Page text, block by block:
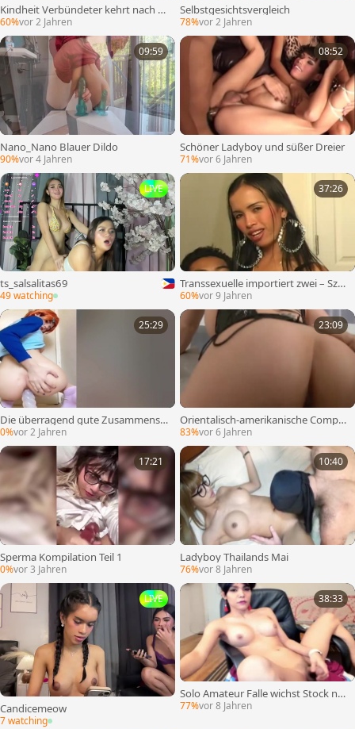
Kindheit Verbündeter kehrt nach d
er Umwandlung zurück
60%vor 2 Jahren
Selbstgesichtsvergleich
78%vor 2 Jahren
09:59
Nano_Nano Blauer Dildo
90%vor 4 Jahren
08:52
Schöner Ladyboy und süßer Dreier
71%vor 6 Jahren
LIVE
ts_salsalitas69
49 watching
37:26
Transsexuelle importiert zwei – Sze
ne 1
60%vor 9 Jahren
25:29
Die überragend gute Zusammenst
ellung in der Welt 7
0%vor 2 Jahren
23:09
Orientalisch-amerikanische Compac
t Disc fickt weißen Jungen
83%vor 6 Jahren
17:21
Sperma Kompilation Teil 1
0%vor 3 Jahren
10:40
Ladyboy Thailands Mai
76%vor 8 Jahren
LIVE
Candicemeow
7 watching
38:33
Solo Amateur Falle wichst Stock nac
h Striptease
77%vor 8 Jahren